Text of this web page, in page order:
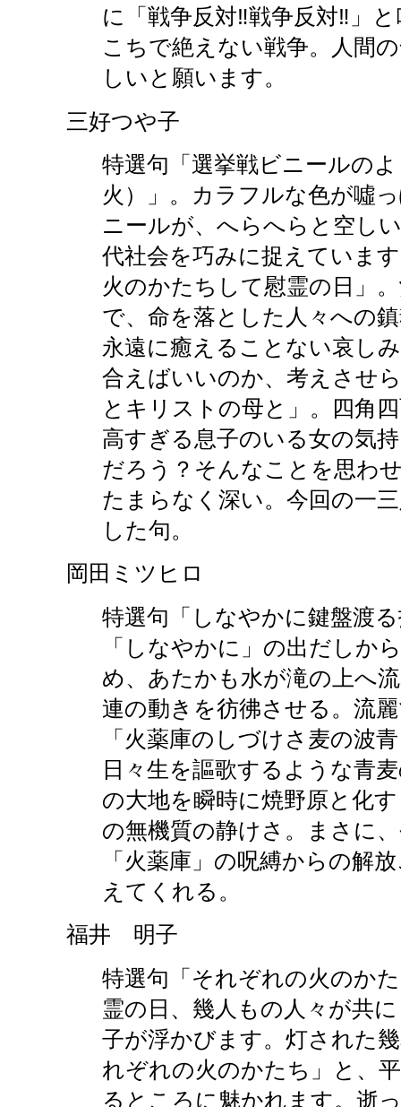
に「戦争反対‼戦争反対‼」
こちで絶えない戦争。人間
しいと願います。
三好つや子
特選句「選挙戦ビニールの
火）」。カラフルな色が噓
ニールが、へらへらと空し
代社会を巧みに捉えていま
火のかたちして慰霊の日」
で、命を落とした人々への
永遠に癒えることない哀し
合えばいいのか、考えさせ
とキリストの母と」。四角
高すぎる息子のいる女の気
だろう？そんなことを思わ
たまらなく深い。今回の一
した句。
岡田ミツヒロ
特選句「しなやかに鍵盤渡
「しなやかに」の出だしか
め、あたかも水が滝の上へ
連の動きを彷彿させる。流
「火薬庫のしづけさ麦の波
日々生を謳歌するような青
の大地を瞬時に焼野原と化
の無機質の静けさ。まさに
「火薬庫」の呪縛からの解
えてくれる。
福井 明子
特選句「それぞれの火のか
霊の日、幾人もの人々が共
子が浮かびます。灯された
れぞれの火のかたち」と、
るところに魅かれます。逝